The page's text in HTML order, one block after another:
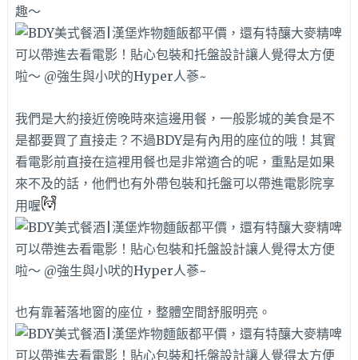
趣～
我們是大約接近傍晚時來這邊用餐，一般影城的美食是不
是都要買了直接走？不過BDY是有內用的座位的哦！其實
看電影前直接在這裡用餐也是非常適合的呢，重點是如果
來不及的話，他們也有外帶包裝和托盤可以帶進電影院享
用喔
也有靠著落地窗的座位，整體空間舒服明亮。